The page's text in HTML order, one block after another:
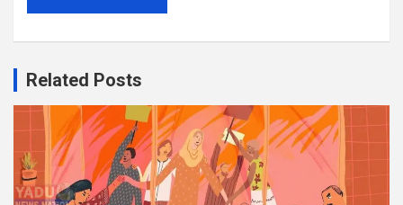
Related Posts